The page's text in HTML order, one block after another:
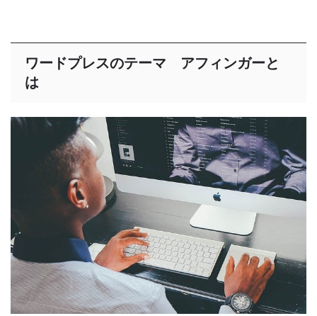
ワードプレスのテーマ アフィンガーと
は